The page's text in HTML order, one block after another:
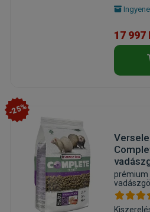
17 997
-25%
prémium